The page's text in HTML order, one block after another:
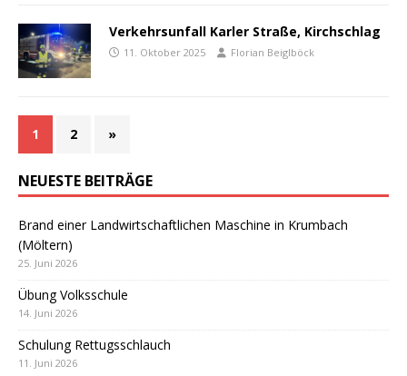
Verkehrsunfall Karler Straße, Kirchschlag
11. Oktober 2025 Florian Beiglböck
1 2 »
NEUESTE BEITRÄGE
Brand einer Landwirtschaftlichen Maschine in Krumbach
(Möltern)
25. Juni 2026
Übung Volksschule
14. Juni 2026
Schulung Rettugsschlauch
11. Juni 2026